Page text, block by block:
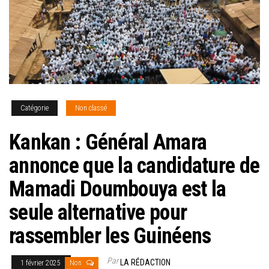
Catégorie Non classé
Kankan : Général Amara
annonce que la candidature de
Mamadi Doumbouya est la
seule alternative pour
rassembler les Guinéens
1 février 2025 Non ParLA RÉDACTION